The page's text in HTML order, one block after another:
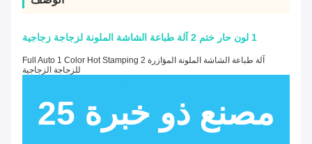
1 لون حار ختم 2 آلة طباعة الشاشة الملونة لزجاجة زجاجية
آلة طباعة الشاشة الملونة المؤازرة Full Auto 1 Color Hot Stamping 2
للزجاجة الزجاجية
مصنع ذو خبرة 25